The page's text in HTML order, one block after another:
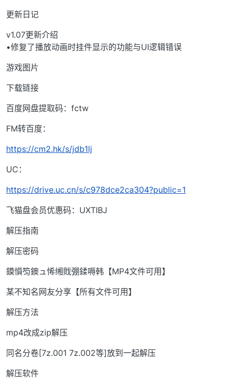
更新日记
v1.07更新介绍
•修复了播放动画时挂件显示的功能与UI逻辑错误
游戏图片
下载链接
百度网盘提取码：fctw
FM转百度：
https://cm2.hk/s/jdb1lj
UC：
https://drive.uc.cn/s/c978dce2ca304?public=1
飞猫盘会员优惠码：UXTIBJ
解压指南
解压密码
鏌愪笉鐭ュ悕缃戝弸鍒嗕韩【MP4文件可用】
某不知名网友分享【所有文件可用】
解压方法
mp4改成zip解压
同名分卷[7z.001 7z.002等]放到一起解压
解压软件